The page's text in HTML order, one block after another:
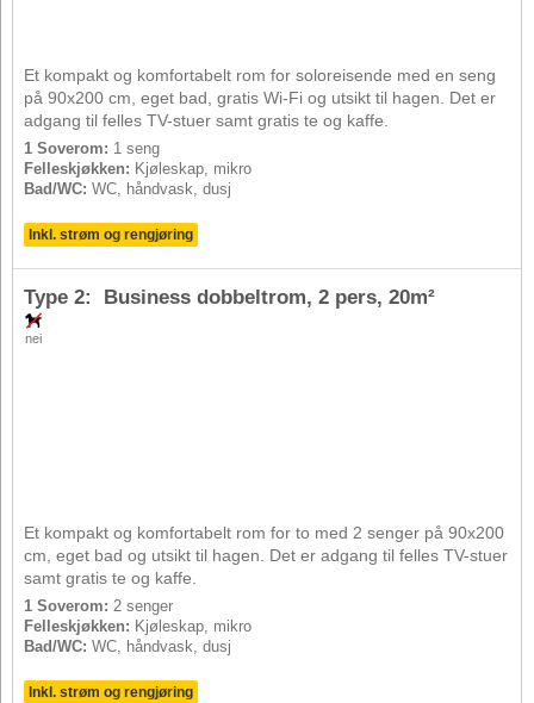
1 Soverom: 1 seng
Felleskjøkken: Kjøleskap, mikro
Bad/WC: WC, håndvask, dusj
Et kompakt og komfortabelt rom for soloreisende med en seng
på 90x200 cm, eget bad, gratis Wi-Fi og utsikt til hagen. Det er
adgang til felles TV-stuer samt gratis te og kaffe.
Inkl. strøm og rengjøring
nei
Type 2: Business dobbeltrom, 2 pers, 20m²
1 Soverom: 2 senger
Felleskjøkken: Kjøleskap, mikro
Bad/WC: WC, håndvask, dusj
Et kompakt og komfortabelt rom for to med 2 senger på 90x200
cm, eget bad og utsikt til hagen. Det er adgang til felles TV-stuer
samt gratis te og kaffe.
Inkl. strøm og rengjøring